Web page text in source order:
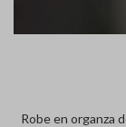
Robe en organza